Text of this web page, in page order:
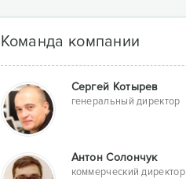
Команда компании
Сергей Котырев
генеральный директор
Антон Солончук
коммерческий директор